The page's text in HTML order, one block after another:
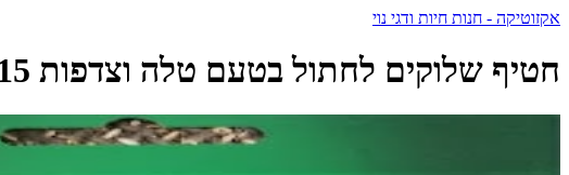
אקזוטיקה - חנות חיות ודגי נוי
חטיף שלוקים לחתול בטעם טלה וצדפות 15 גרם 4 יח | Golden Panda - גולדן פנדה - Golden Panda